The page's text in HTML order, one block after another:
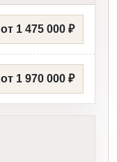
от 1 475 000 ₽
от 1 970 000 ₽